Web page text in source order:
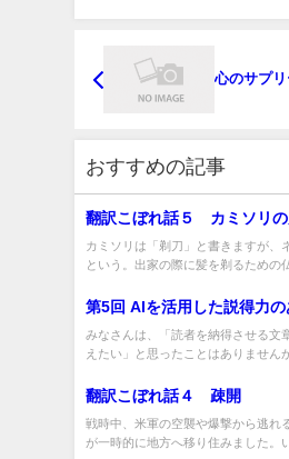
心のサプ
おすすめの記事
翻訳こぼれ話５ カミソリの
カミソリは「剃刀」と書きますが、
という。出家の際に髪を剃るための
第5回 AIを活用した説得力
みなさんは、「読者を納得させる文
えたい」と思ったことはありません
翻訳こぼれ話４ 疎開
戦時中、米軍の空襲や爆撃から逃れ
が一時的に地方へ移り住みました。